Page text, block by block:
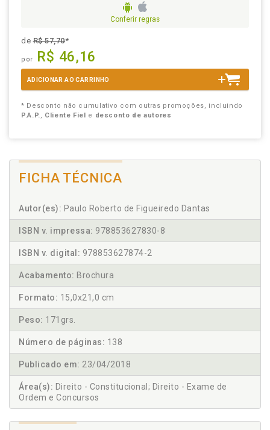
Conferir regras
deR$ 57,70*
por R$ 46,16
ADICIONAR AO CARRINHO
* Desconto não cumulativo com outras promoções, incluindo
P.A.P., Cliente Fiel e desconto de autores
FICHA TÉCNICA
Autor(es): Paulo Roberto de Figueiredo Dantas
ISBN v. impressa: 978853627830-8
ISBN v. digital: 978853627874-2
Acabamento: Brochura
Formato: 15,0x21,0 cm
Peso: 171grs.
Número de páginas: 138
Publicado em: 23/04/2018
Área(s): Direito - Constitucional; Direito - Exame de
Ordem e Concursos